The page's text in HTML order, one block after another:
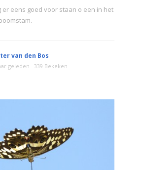
er eens goed voor staan o een in het
van den Bos
geleden 339 Bekeken